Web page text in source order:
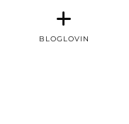
BLOGLOVIN